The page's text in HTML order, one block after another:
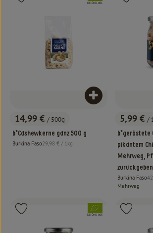
, Preis:
14,99 € / 500g
b*Cashewkerne ganz 500 g
, Herkunft:
Burkina Faso, Referenzpreis:
29,98 € / 1kg
Produkt zum
, Kontrollstelle:
DE-ÖKO-001
, Preis:
5,99 € /
b*geröstete
pikantem
Mehrweg,
zurückgeben
, Herkunft:
Burkina Faso,
Mehrweg
, Verband:
, Kontrollstelle:
DE-ÖKO-005
Produkt zu Favouriten hinzufügen